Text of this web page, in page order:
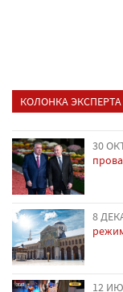
КОЛОНКА ЭКСПЕРТА
30
8
12